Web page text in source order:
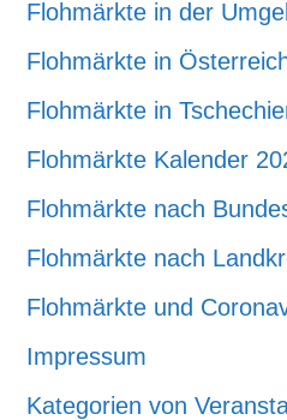
Flohmärkte in der
Flohmärkte in
Flohmärkte in
Flohmärkte Kalender
Flohmärkte nach
Flohmärkte nach
Flohmärkte und
Impressum
Kategorien von